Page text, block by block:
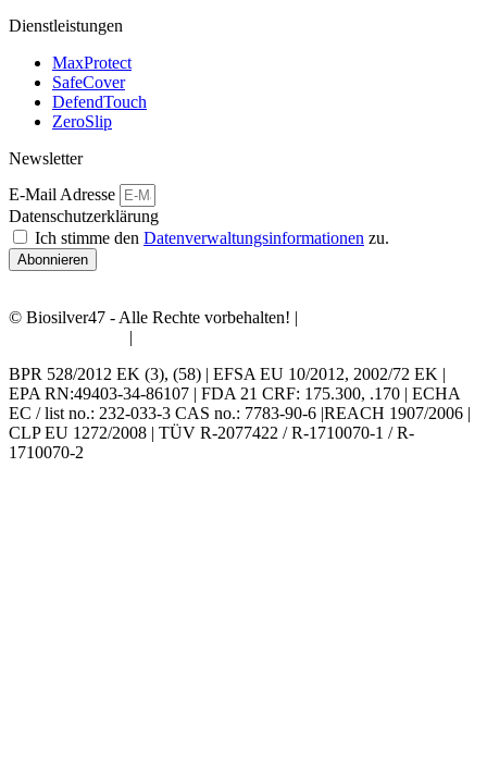
Dienstleistungen
MaxProtect
SafeCover
DefendTouch
ZeroSlip
Newsletter
E-Mail Adresse
Datenschutzerklärung
Ich stimme den Datenverwaltungsinformationen zu.
Abonnieren
© Biosilver47 - Alle Rechte vorbehalten! |
|
BPR 528/2012 EK (3), (58) | EFSA EU 10/2012, 2002/72 EK |
EPA RN:49403-34-86107 | FDA 21 CRF: 175.300, .170 | ECHA
EC / list no.: 232-033-3 CAS no.: 7783-90-6 |REACH 1907/2006 |
CLP EU 1272/2008 | TÜV R-2077422 / R-1710070-1 / R-
1710070-2